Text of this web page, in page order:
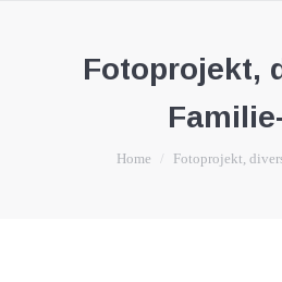
Fotoprojekt,
You are here:
Home Fotoprojekt,